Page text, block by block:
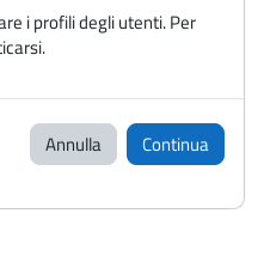
i profili degli utenti. Per
Annulla Continua